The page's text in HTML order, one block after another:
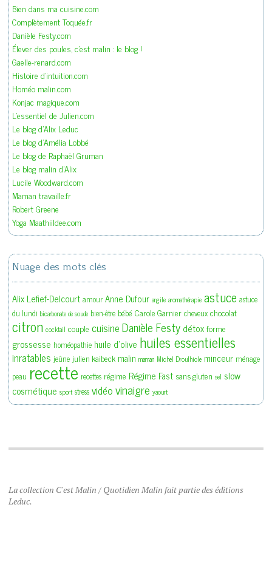
Bien dans ma cuisine.com
Complètement Toquée.fr
Danièle Festy.com
Élever des poules, c'est malin : le blog !
Gaelle-renard.com
Histoire d'intuition.com
Homéo malin.com
Konjac magique.com
L'essentiel de Julien.com
Le blog d'Alix Leduc
Le blog d'Amélia Lobbé
Le blog de Raphaël Gruman
Le blog malin d'Alix
Lucile Woodward.com
Maman travaille.fr
Robert Greene
Yoga Maathiildee.com
Nuage des mots clés
Alix Lefief-Delcourt amour Anne Dufour argile aromathérapie astuce astuce
du lundi bicarbonate de soude bien-être bébé Carole Garnier cheveux chocolat
citron cocktail couple cuisineDanièle Festy détoxforme
grossesse homéopathie huile d'olive huiles essentielles
inratables jeûne julien kaibeck malin maman Michel Droulhiole minceur ménage
peau recette recettes régime Régime Fast sans gluten sel slow
cosmétique sport stress vidéovinaigre yaourt
La collection C'est Malin / Quotidien Malin fait partie des éditions
Leduc.